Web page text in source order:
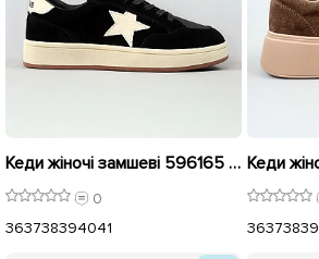
Кеди жіночі замшеві 596165 Чорні
0
363738394041
36373839